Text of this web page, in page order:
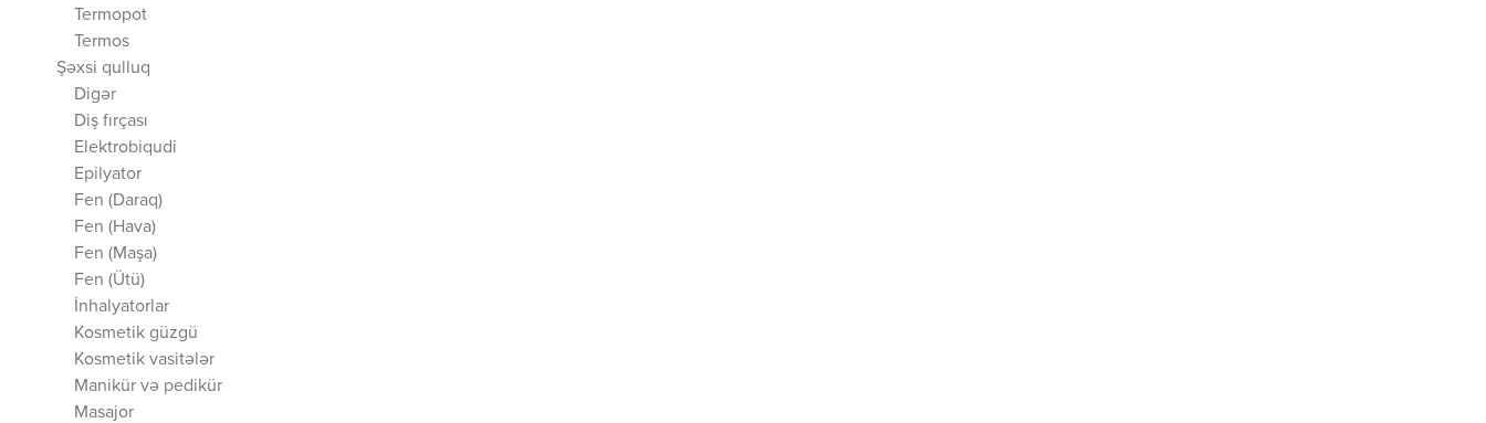
Termopot
Termos
Şəxsi qulluq
Digər
Diş fırçası
Elektrobiqudi
Epilyator
Fen (Daraq)
Fen (Hava)
Fen (Maşa)
Fen (Ütü)
İnhalyatorlar
Kosmetik güzgü
Kosmetik vasitələr
Manikür və pedikür
Masajor